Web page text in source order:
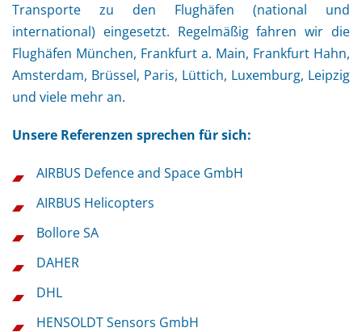
Transporte zu den Flughäfen (national und
international) eingesetzt. Regelmäßig fahren wir die
Flughäfen München, Frankfurt a. Main, Frankfurt Hahn,
Amsterdam, Brüssel, Paris, Lüttich, Luxemburg, Leipzig
und viele mehr an.
Unsere Referenzen sprechen für sich:
AIRBUS Defence and Space GmbH
AIRBUS Helicopters
Bollore SA
DAHER
DHL
HENSOLDT Sensors GmbH